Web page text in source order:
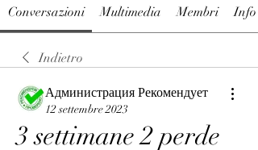
Conversazioni Multimedia Membri Info
Indietro
Администрация Рекомендует
12 settembre 2023
3 settimane 2 perde